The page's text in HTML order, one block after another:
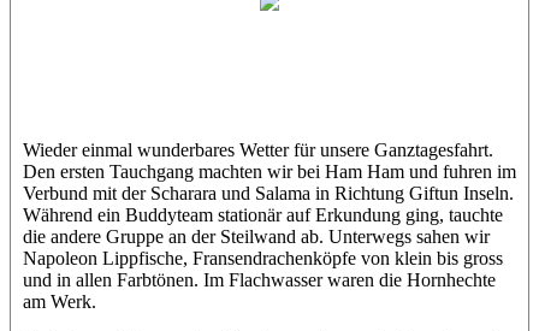
Wieder einmal wunderbares Wetter für unsere Ganztagesfahrt.
Den ersten Tauchgang machten wir bei Ham Ham und fuhren im
Verbund mit der Scharara und Salama in Richtung Giftun Inseln.
Während ein Buddyteam stationär auf Erkundung ging, tauchte
die andere Gruppe an der Steilwand ab. Unterwegs sahen wir
Napoleon Lippfische, Fransendrachenköpfe von klein bis gross
und in allen Farbtönen. Im Flachwasser waren die Hornhechte
am Werk.